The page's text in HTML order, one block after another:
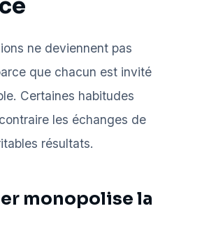
ne deviennent pas
que chacun est invité
Certaines habitudes
les échanges de
résultats.
monopolise la